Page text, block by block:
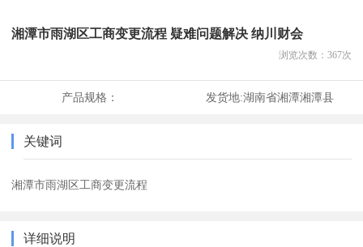
湘潭市雨湖区工商变更流程 疑难问题解决 纳川财会
浏览次数： 367次
产品规格： 发货地:湖南省湘潭湘潭县
关键词
湘潭市雨湖区工商变更流程
详细说明